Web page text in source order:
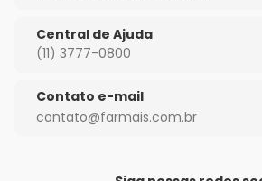
Central de Ajuda
(11) 3777-0800
Contato e-mail
contato@farmais.com.br